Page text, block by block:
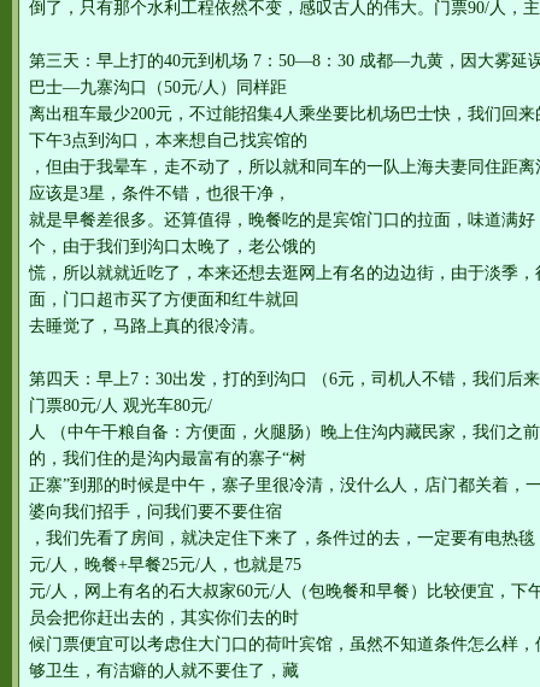
倒了，只有那个水利工程依然不变，感叹古人的伟大。门票90/人，
第三天：早上打的40元到机场 7：50—8：30 成都—九黄，因大雾延
巴士—九寨沟口（50元/人）同样距
离出租车最少200元，不过能招集4人乘坐要比机场巴士快，我们回
下午3点到沟口，本来想自己找宾馆的
，但由于我晕车，走不动了，所以就和同车的一队上海夫妻同住距
应该是3星，条件不错，也很干净，
就是早餐差很多。还算值得，晚餐吃的是宾馆门口的拉面，味道满
个，由于我们到沟口太晚了，老公饿的
慌，所以就就近吃了，本来还想去逛网上有名的边边街，由于淡季
面，门口超市买了方便面和红牛就回
去睡觉了，马路上真的很冷清。
第四天：早上7：30出发，打的到沟口 （6元，司机人不错，我们后
门票80元/人 观光车80元/
人 （中午干粮自备：方便面，火腿肠）晚上住沟内藏民家，我们之
的，我们住的是沟内最富有的寨子“树
正寨”到那的时候是中午，寨子里很冷清，没什么人，店门都关着，
婆向我们招手，问我们要不要住宿
，我们先看了房间，就决定住下来了，条件过的去，一定要有电热
元/人，晚餐+早餐25元/人，也就是75
元/人，网上有名的石大叔家60元/人（包晚餐和早餐）比较便宜，下
员会把你赶出去的，其实你们去的时
候门票便宜可以考虑住大门口的荷叶宾馆，虽然不知道条件怎么样
够卫生，有洁癖的人就不要住了，藏